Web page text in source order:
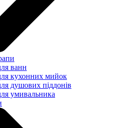
ванн
кухонних мийок
душових піддонів
умивальника